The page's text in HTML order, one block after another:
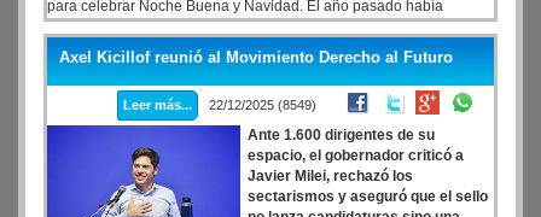
para celebrar Noche Buena y Navidad. El año pasado había
difundo otro video vestido de Papá Noel con una motosierra en las
manos.
Axel Kicillof reunió al Movimiento Derecho al Futuro
Leer más... 22/12/2025 (8549)
Ante 1.600 dirigentes de su
espacio, el gobernador criticó a
Javier Milei, rechazó los
sectarismos y aseguró que el sello